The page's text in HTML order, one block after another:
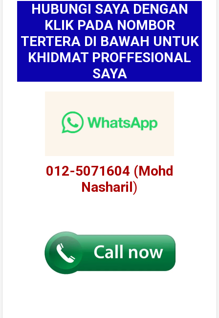
HUBUNGI SAYA DENGAN
KLIK PADA NOMBOR
TERTERA DI BAWAH UNTUK
KHIDMAT PROFFESIONAL
SAYA
012-5071604 (Mohd
Nasharil)